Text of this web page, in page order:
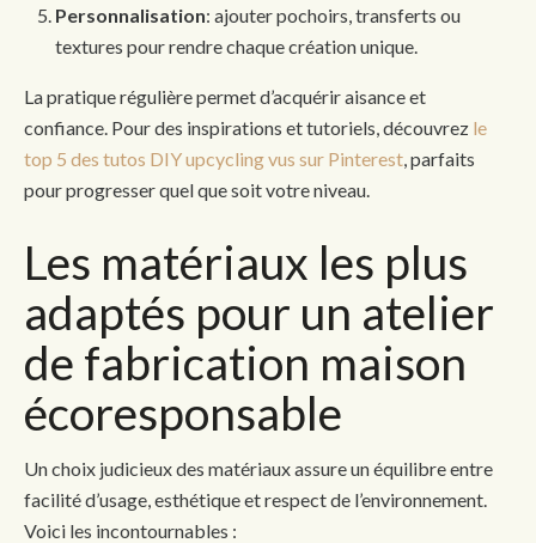
Personnalisation: ajouter pochoirs, transferts ou
textures pour rendre chaque création unique.
La pratique régulière permet d’acquérir aisance et
confiance. Pour des inspirations et tutoriels, découvrez le
top 5 des tutos DIY upcycling vus sur Pinterest , parfaits
pour progresser quel que soit votre niveau.
Les matériaux les plus
adaptés pour un atelier
de fabrication maison
écoresponsable
Un choix judicieux des matériaux assure un équilibre entre
facilité d’usage, esthétique et respect de l’environnement.
Voici les incontournables :